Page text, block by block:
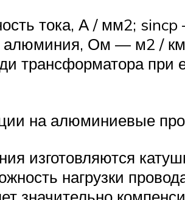
тока, А / мм2;
алюминия, Ом — м2 /
трансформатора при
на алюминиевые
изготовляются
нагрузки